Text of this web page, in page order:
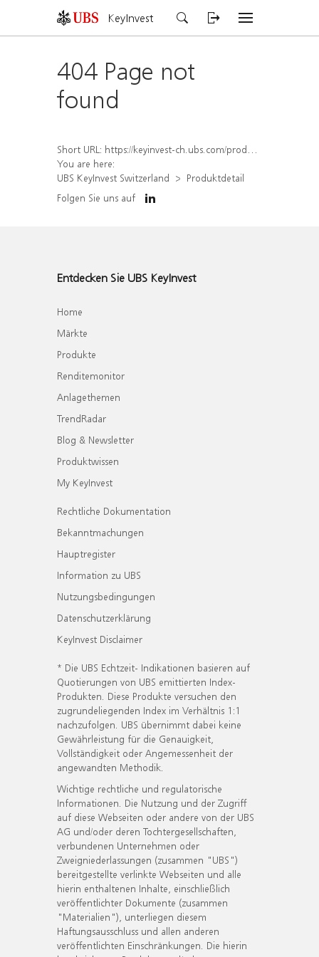
KeyInvest
404 Page not
found
Short URL: https://keyinvest-ch.ubs.com/produkt/detail/index/isin/CH1196879584
You are here:
UBS KeyInvest Switzerland
Produktdetail
Folgen Sie uns auf
Entdecken Sie UBS KeyInvest
Home
Märkte
Produkte
Renditemonitor
Anlagethemen
TrendRadar
Blog & Newsletter
Produktwissen
My KeyInvest
Rechtliche Dokumentation
Bekanntmachungen
Hauptregister
Information zu UBS
Nutzungsbedingungen
Datenschutzerklärung
KeyInvest Disclaimer
* Die UBS Echtzeit- Indikationen basieren auf
Quotierungen von UBS emittierten Index-
Produkten. Diese Produkte versuchen den
zugrundeliegenden Index im Verhältnis 1:1
nachzufolgen. UBS übernimmt dabei keine
Gewährleistung für die Genauigkeit,
Vollständigkeit oder Angemessenheit der
angewandten Methodik.
Wichtige rechtliche und regulatorische
Informationen. Die Nutzung und der Zugriff
auf diese Webseiten oder andere von der UBS
AG und/oder deren Tochtergesellschaften,
verbundenen Unternehmen oder
Zweigniederlassungen (zusammen "UBS")
bereitgestellte verlinkte Webseiten und alle
hierin enthaltenen Inhalte, einschließlich
veröffentlichter Dokumente (zusammen
"Materialien"), unterliegen diesem
Haftungsausschluss und allen anderen
veröffentlichten Einschränkungen. Die hierin